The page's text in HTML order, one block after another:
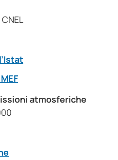
atmosferiche